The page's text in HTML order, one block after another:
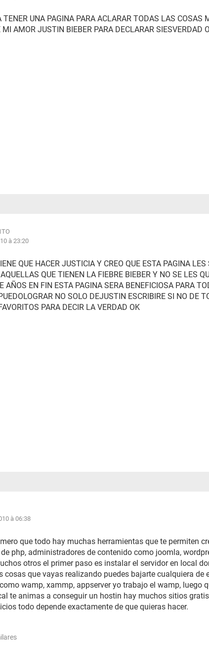
TENER UNA PAGINA PARA ACLARAR TODAS LAS COSAS
MI AMOR JUSTIN BIEBER PARA DECLARAR SIESVERDAD
à 23:20
QUE HACER JUSTICIA Y CREO QUE ESTA PAGINA LES
QUE TIENEN LA FIEBRE BIEBER Y NO SE LES
AÑOS EN FIN ESTA PAGINA SERA BENEFICIOSA PARA
NO SOLO DEJUSTIN ESCRIBIRE SI NO DE
PARA DECIR LA VERDAD OK
à 06:38
que todo hay muchas herramientas que te permiten
php, administradores de contenido como joomla,
otros el primer paso es instalar el servidor en local
cosas que vayas realizando puedes bajarte cualquiera de
wamp, xammp, appserver yo trabajo el wamp, luego
te animas a conseguir un hostin hay muchos sitios
todo depende exactamente de que quieras hacer.